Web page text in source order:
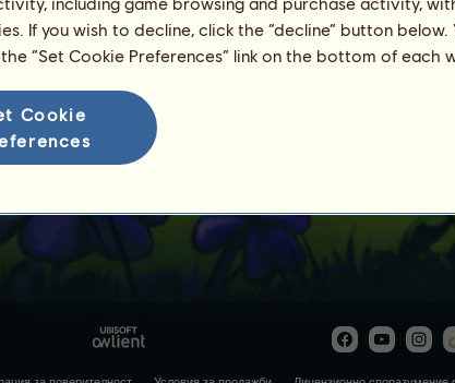
If you wish to decline, click the “decline” button
“Set Cookie Preferences” link on the bottom of each
Cookie